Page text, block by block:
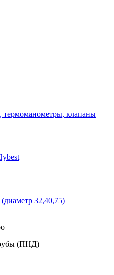
клапаны
32,40,75)
(ПНД)